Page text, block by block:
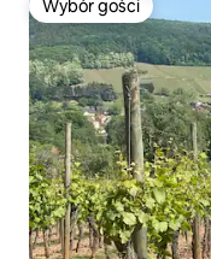
Wybór gości
Wybór gości